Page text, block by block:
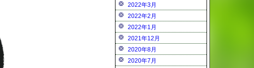
2022年3月
2022年2月
2022年1月
2021年12月
2020年8月
2020年7月